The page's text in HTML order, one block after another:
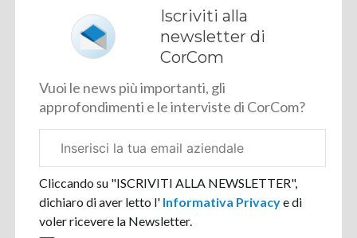
Iscriviti alla
newsletter di
CorCom
Vuoi le news più importanti, gli
approfondimenti e le interviste di CorCom?
aziendale
Cliccando su "ISCRIVITI ALLA NEWSLETTER",
dichiaro di aver letto l' Informativa Privacye di
voler ricevere la Newsletter.